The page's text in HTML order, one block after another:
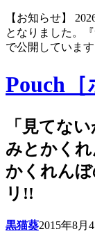
【お知らせ】
となりました。
で公開しています
Pouch［
「見てな
みとかく
かくれん
リ!!
黒猫葵2015年8月4